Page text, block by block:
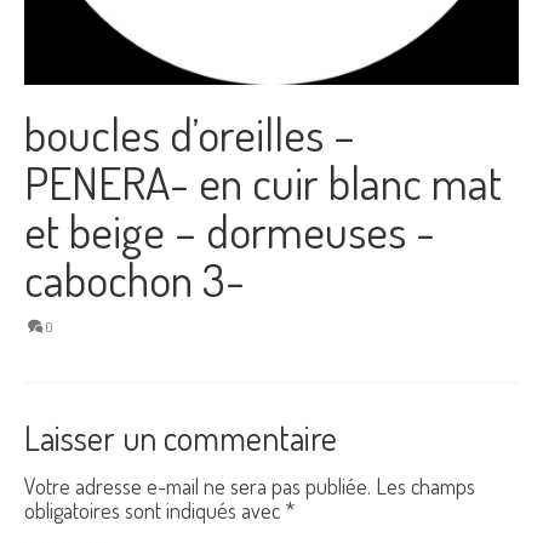
boucles d’oreilles –
PENERA- en cuir blanc mat
et beige – dormeuses -
cabochon 3-
0
Laisser un commentaire
Votre adresse e-mail ne sera pas publiée. Les champs
obligatoires sont indiqués avec *